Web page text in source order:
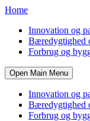
Home
Innovation og
Bæredygtighed
Forbrug og
Open Main Menu
Innovation og
Bæredygtighed
Forbrug og